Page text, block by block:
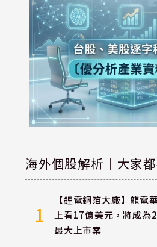
海外個股解析｜大家
1
【鋰電銅箔大廠】龍電
上看17億美元，將成
最大上市案